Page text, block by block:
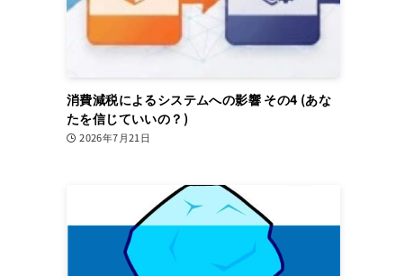
消費減税によるシステムへの影響 その4 (あな
たを信じていいの？)
2026年7月21日